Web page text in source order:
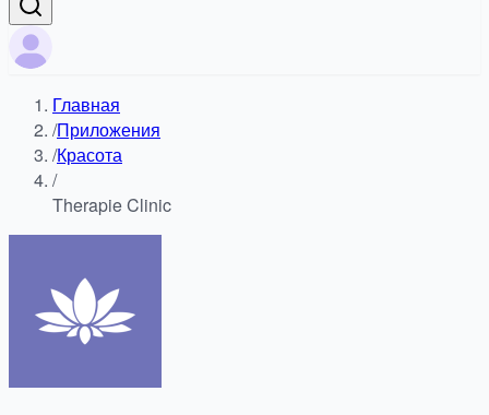
Главная
/Приложения
/Красота
/
Therapie Clinic